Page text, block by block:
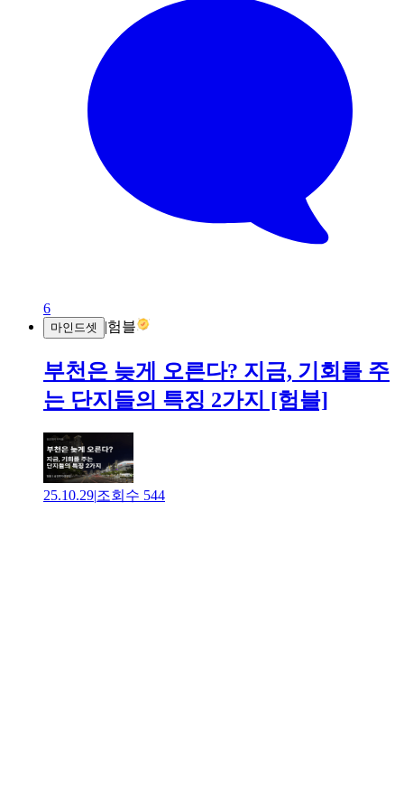
6
마인드셋 |험블
부천은 늦게 오른다? 지금, 기회를 주
는 단지들의 특징 2가지 [험블]
25.10.29|조회수 544